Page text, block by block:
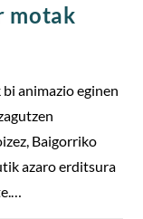
motak
animazio eginen
Baigorriko
azaro erditsura